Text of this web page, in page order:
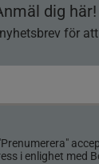
dig här!
för
i enlighet med